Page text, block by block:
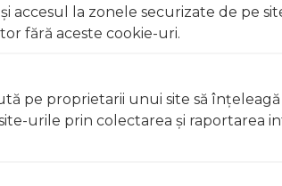
accesul la zonele securizate de pe
fără aceste cookie-uri.
pe proprietarii unui site să
urile prin colectarea şi raportarea